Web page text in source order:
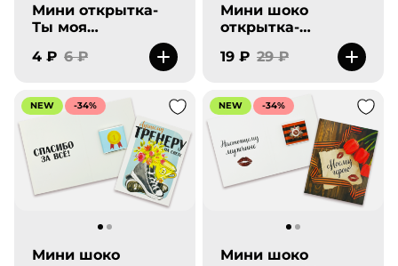
Мини открытка-
Ты моя
4 ₽ 6 ₽
Мини шоко
открытка-
репетитору на
19 ₽ 29 ₽
NEW -34%
Мини шоко
NEW -34%
Мини шоко